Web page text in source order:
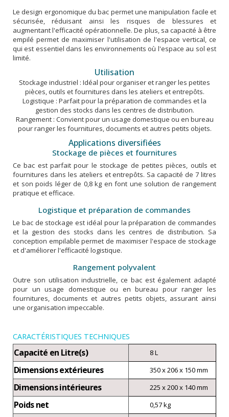
Le design ergonomique du bac permet une manipulation facile et
sécurisée, réduisant ainsi les risques de blessures et
augmentant l'efficacité opérationnelle. De plus, sa capacité à être
empilé permet de maximiser l'utilisation de l'espace vertical, ce
qui est essentiel dans les environnements où l'espace au sol est
limité.
Utilisation
Stockage industriel : Idéal pour organiser et ranger les petites
pièces, outils et fournitures dans les ateliers et entrepôts.
Logistique : Parfait pour la préparation de commandes et la
gestion des stocks dans les centres de distribution.
Rangement : Convient pour un usage domestique ou en bureau
pour ranger les fournitures, documents et autres petits objets.
Applications diversifiées
Stockage de pièces et fournitures
Ce bac est parfait pour le stockage de petites pièces, outils et
fournitures dans les ateliers et entrepôts. Sa capacité de 7 litres
et son poids léger de 0,8 kg en font une solution de rangement
pratique et efficace.
Logistique et préparation de commandes
Le bac de stockage est idéal pour la préparation de commandes
et la gestion des stocks dans les centres de distribution. Sa
conception empilable permet de maximiser l'espace de stockage
et d'améliorer l'efficacité logistique.
Rangement polyvalent
Outre son utilisation industrielle, ce bac est également adapté
pour un usage domestique ou en bureau pour ranger les
fournitures, documents et autres petits objets, assurant ainsi
une organisation impeccable.
CARACTÉRISTIQUES TECHNIQUES
Capacité en Litre(s) 8 L
Dimensions extérieures 350 x 206 x 150 mm
Dimensions intérieures 225 x 200 x 140 mm
Poids net 0,57 kg